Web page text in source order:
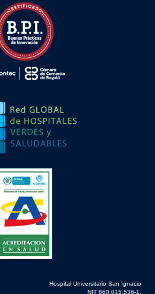
Hospital Universitario San Ignacio
NIT 860.015.536-1.